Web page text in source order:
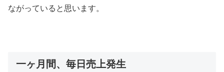
ながっていると思います。
一ヶ月間、毎日売上発生